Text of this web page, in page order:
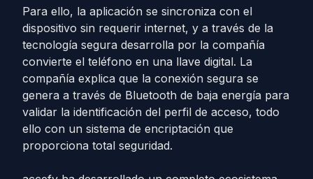
Para ello, la aplicación se sincroniza con el
dispositivo sin requerir internet, y a través de la
tecnología segura desarrolla por la compañía
convierte el teléfono en una llave digital. La
compañía explica que la conexión segura se
genera a través de Bluetooth de baja energía para
validar la identificación del perfil de acceso, todo
ello con un sistema de encriptación que
proporciona total seguridad.